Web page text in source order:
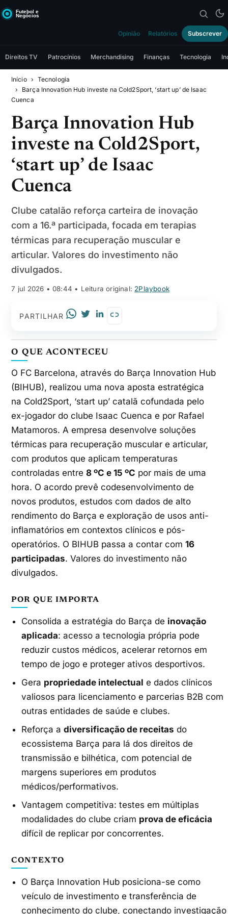
Opinião Relatórios Subscrever
Direitos TV Patrocínios Merchandising Finanças Tecnologia
Início
Tecnologia
Barça Innovation Hub investe na Cold2Sport, ‘start up’ de Isaac
Cuenca
Barça Innovation Hub
investe na Cold2Sport,
‘start up’ de Isaac
Cuenca
Clube catalão reforça carteira de inovação
com a 16.ª participada, focada em terapias
térmicas para recuperação muscular e
articular. Valores do investimento não
divulgados.
7 jul 2026 • 08:44 • Leitura original: 2Playbook
PARTILHAR
O QUE ACONTECEU
O FC Barcelona, através do Barça Innovation Hub
(BIHUB), realizou uma nova aposta estratégica
na Cold2Sport, ‘start up’ catalã cofundada pelo
ex-jogador do clube Isaac Cuenca e por Rafael
Matamoros. A empresa desenvolve soluções
térmicas para recuperação muscular e articular,
com produtos que aplicam temperaturas
controladas entre8 ºC e 15 ºC por mais de uma
hora. O acordo prevê codesenvolvimento de
novos produtos, estudos com dados de alto
rendimento do Barça e exploração de usos anti-
inflamatórios em contextos clínicos e pós-
operatórios. O BIHUB passa a contar com16
participadas. Valores do investimento não
divulgados.
POR QUE IMPORTA
Consolida a estratégia do Barça de inovação
aplicada: acesso a tecnologia própria pode
reduzir custos médicos, acelerar retornos em
tempo de jogo e proteger ativos desportivos.
Gera propriedade intelectual e dados clínicos
valiosos para licenciamento e parcerias B2B com
outras entidades de saúde e clubes.
Reforça adiversificação de receitas do
ecossistema Barça para lá dos direitos de
transmissão e bilhética, com potencial de
margens superiores em produtos
médicos/performativos.
Vantagem competitiva: testes em múltiplas
modalidades do clube criam prova de eficácia
difícil de replicar por concorrentes.
CONTEXTO
O Barça Innovation Hub posiciona-se como
veículo de investimento e transferência de
conhecimento do clube, conectando investigação